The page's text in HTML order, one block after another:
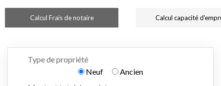
Calcul Frais de notaire Calcul capacité